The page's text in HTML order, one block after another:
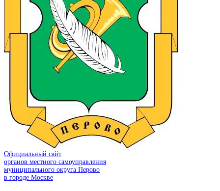
Официальный сайт
органов местного самоуправления
муниципального округа Перово
в городе Москве